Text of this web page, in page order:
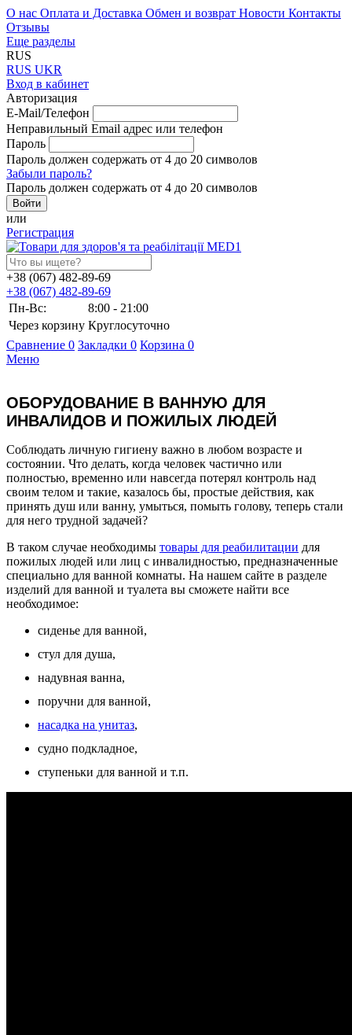
О нас Оплата и Доставка Обмен и возврат Новости Контакты
Отзывы
Еще разделы
RUS
RUS UKR
Вход в кабинет
Авторизация
E-Mail/Телефон
Неправильный Email адрес или телефон
Пароль
Пароль должен содержать от 4 до 20 символов
Забыли пароль?
Пароль должен содержать от 4 до 20 символов
или
Регистрация
+38 (067) 482-89-69
+38 (067) 482-89-69
Пн-Вс:
8:00 - 21:00
Через корзину Круглосуточно
Сравнение 0 Закладки 0 Корзина 0
Меню
ОБОРУДОВАНИЕ В ВАННУЮ ДЛЯ
ИНВАЛИДОВ И ПОЖИЛЫХ ЛЮДЕЙ
Соблюдать личную гигиену важно в любом возрасте и
состоянии. Что делать, когда человек частично или
полностью, временно или навсегда потерял контроль над
своим телом и такие, казалось бы, простые действия, как
принять душ или ванну, умыться, помыть голову, теперь стали
для него трудной задачей?
В таком случае необходимы товары для реабилитации для
пожилых людей или лиц с инвалидностью, предназначенные
специально для ванной комнаты. На нашем сайте в разделе
изделий для ванной и туалета вы сможете найти все
необходимое:
сиденье для ванной,
стул для душа,
надувная ванна,
поручни для ванной,
насадка на унитаз,
судно подкладное,
ступеньки для ванной и т.п.